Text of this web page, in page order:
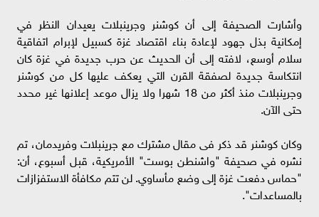
وأشارت الصحيفة إلى أن كوشنر وجرينبلات يعيدان النظر في
إمكانية بذل جهود لإعادة بناء اقتصاد غزة كسبيل لإبرام اتفاقية
سلام أوسع، لافته إلى أن الحديث عن حرب جديدة في غزة كان
انتكاسة جديدة لصفقة القرن التي يعكف عليها كل من كوشنر
وجرينبلات منذ أكثر من 18 شهرا ولا يزال موعد إعلانها غير محدد
حتى الآن.
وكان كوشنر قد ذكر فى مقال مشترك مع جرينبلات وفريدمان، تم
نشره في صحيفة "واشنطن بوست" الأمريكية، قبل أسبوع، أن:
"حماس دفعت غزة إلى وضع مأساوي. لن تتم مكافأة الاستفزازات
بالمساعدات".